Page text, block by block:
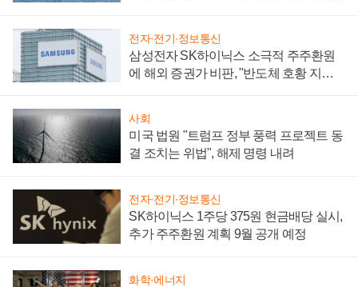
전자·전기·정보통신
삼성전자 SK하이닉스 소극적 주주환원
에 해외 증권가 비판, "반도체 호황 지속
사회
미국 법원 "트럼프 정부 풍력 프로젝트 동
결 조치는 위법", 해제 명령 내려
전자·전기·정보통신
SK하이닉스 1주당 375원 현금배당 실시,
추가 주주환원 계획 9월 공개 예정
화학·에너지